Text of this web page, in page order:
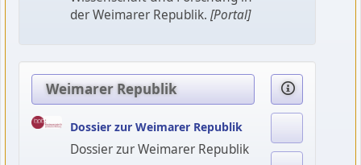
der Weimarer Republik. [Portal]
Weimarer Republik
Dossier zur Weimarer Republik
Dossier zur Weimarer Republik